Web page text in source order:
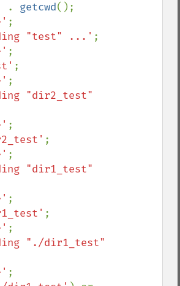
. getcwd();
;
"test" ...' ;
;
;
;
"dir2_test"
;
;
;
"dir1_test"
;
;
;
"./dir1_test"
;